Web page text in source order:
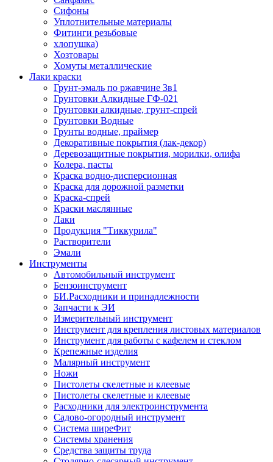
Сифоны
Уплотнительные материалы
Фитинги резьбовые
хлопушка)
Хозтовары
Хомуты металлические
Лаки краски
Грунт-эмаль по ржавчине 3в1
Грунтовки Алкидные ГФ-021
Грунтовки алкидные, грунт-спрей
Грунтовки Водные
Грунты водные, праймер
Декоративные покрытия (лак-декор)
Деревозащитные покрытия, морилки, олифа
Колера, пасты
Краска водно-дисперсионная
Краска для дорожной разметки
Краска-спрей
Краски маслянные
Лаки
Продукция "Тиккурила"
Растворители
Эмали
Инструменты
Автомобильный инструмент
Бензоинструмент
БИ.Расходники и принадлежности
Запчасти к ЭИ
Измерительный инструмент
Инструмент для крепления листовых материалов
Инструмент для работы с кафелем и стеклом
Крепежные изделия
Малярный инструмент
Ножи
Пистолеты скелетные и клеевые
Пистолеты скелетные и клеевые
Расходники для электроинструмента
Садово-огородный инструмент
Система ширеФит
Системы хранения
Средства защиты труда